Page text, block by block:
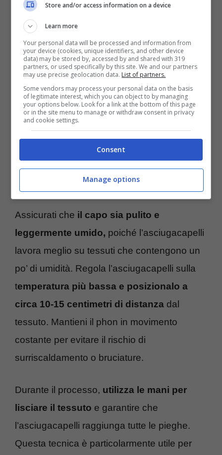
L’asciugacapelli si può usare stirare- (Turiweb.it)
Assicurati che il capo sia pulito e
leggermente umido, poiché l’asciugacapelli
lavora meglio su tessuti che contengono un
po’ di umidità. Regola l’asciugacapelli sulla
temperatura più bassa e posizionalo a
circa 10-15 centimetri di distanza dal
tessuto. Mantieni il phon in movimento
costante per evitare il rischio di
surriscaldamento o bruciature.
Durante il processo, utilizza le mani per
lisciare il tessuto e garantire che
l’asciugacapelli raggiunga tutte le pieghe.
Questa tecnica è particolarmente utile per
Store and/or access information on a device
Learn more
Your personal data will be processed and information from
your device (cookies, unique identifiers, and other device
data) may be stored by, accessed by and shared with 319
partners, or used specifically by this site. We and our partners
may use precise geolocation data. List of partners.
Some vendors may process your personal data on the basis
of legitimate interest, which you can object to by managing
your options below. Look for a link at the bottom of this page
or in the site menu to manage or withdraw consent in privacy
and cookie settings.
Consent
Manage options